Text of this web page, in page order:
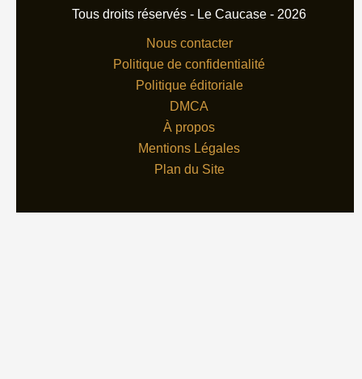
Tous droits réservés - Le Caucase - 2026
Nous contacter
Politique de confidentialité
Politique éditoriale
DMCA
À propos
Mentions Légales
Plan du Site